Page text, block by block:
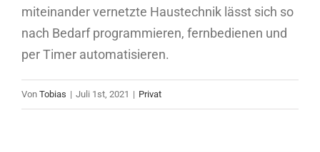
miteinander vernetzte Haustechnik lässt sich so
nach Bedarf programmieren, fernbedienen und
per Timer automatisieren.
Von Tobias | Juli 1st, 2021 | Privat